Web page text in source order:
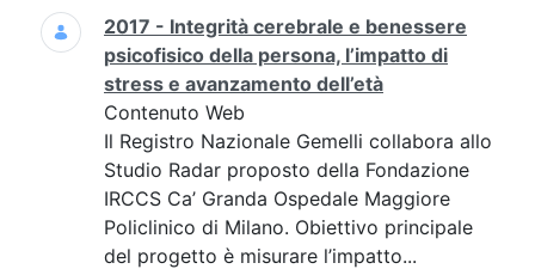
2017 - Integrità cerebrale e benessere
psicofisico della persona, l’impatto di
stress e avanzamento dell’età
Contenuto Web
Il Registro Nazionale Gemelli collabora allo
Studio Radar proposto della Fondazione
IRCCS Ca’ Granda Ospedale Maggiore
Policlinico di Milano. Obiettivo principale
del progetto è misurare l’impatto...